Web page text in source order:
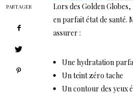
Lors des Golden
en parfait état de santé.
assurer :
Une hydratation
Un teint zéro tache
Un contour des yeux
PARTAGER